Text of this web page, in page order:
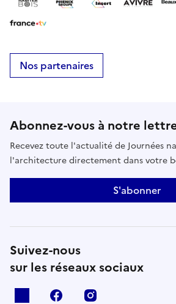
Nos partenaires
Abonnez-vous à notre
Recevez toute l'actualité de Journées
l'architecture directement dans votre
S'abonner
Suivez-nous
sur les réseaux sociaux
facebook